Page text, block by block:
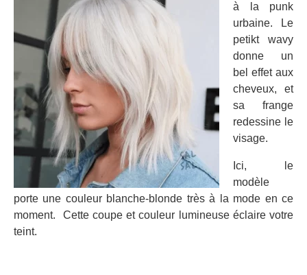
à la punk
urbaine. Le
petikt wavy
donne un
bel effet aux
cheveux, et
sa frange
redessine le
visage.
Ici, le
modèle
porte une couleur blanche-blonde très à la mode en ce
moment. Cette coupe et couleur lumineuse éclaire votre
teint.